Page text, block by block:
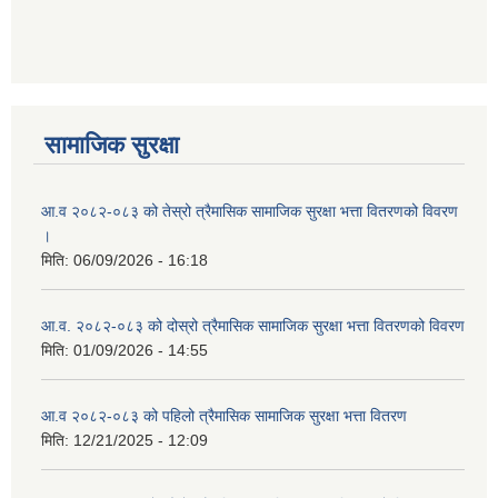
सामाजिक सुरक्षा
आ.व २०८२-०८३ को तेस्रो त्रैमासिक सामाजिक सुरक्षा भत्ता वितरणको विवरण
।
मिति: 06/09/2026 - 16:18
आ.व. २०८२-०८३ को दोस्रो त्रैमासिक सामाजिक सुरक्षा भत्ता वितरणको विवरण
मिति: 01/09/2026 - 14:55
आ.व २०८२-०८३ को पहिलो त्रैमासिक सामाजिक सुरक्षा भत्ता वितरण
मिति: 12/21/2025 - 12:09